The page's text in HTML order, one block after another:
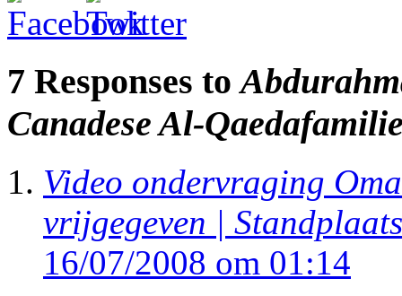
7 Responses to
Canadese Al-
Video ondervraging
vrijgegeven |
16/07/2008 om 01:14